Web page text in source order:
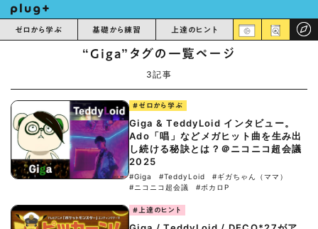
ゼロから学ぶ 基礎から練習 上達のヒント
“Giga”タグの一覧ページ
3記事
#ゼロから学ぶ
Giga & TeddyLoid インタビュー。
Ado「唱」などメガヒット曲を生み出
し続ける秘訣とは？＠ニコニコ超会議
2025
#Giga #TeddyLoid
#ギガちゃん（ママ）
#ニコニコ超会議
#ボカロP
#上達のヒント